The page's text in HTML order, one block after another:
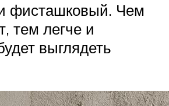
фисташковый. Чем
тем легче и
выглядеть